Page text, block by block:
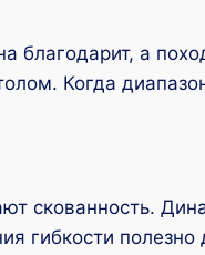
благодарит, а
Когда
скованность.
гибкости полезно